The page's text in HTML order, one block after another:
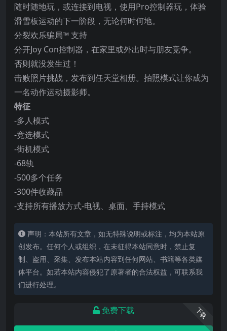
随时随地玩，或连接到电视，使用Pro控制器玩，体验
滑雪板运动的下一阶段，无论何时何地。
分裂欢乐骗局™ 支持
分开Joy Con控制器，在家里或外出时与朋友竞争。
否则就没发生过！
击败照片挑战，发布到任天堂相册。拍照模式让你成为
一名动作运动摄影师。
特征
-多人模式
-竞选模式
-街机模式
-68轨
-500多个任务
-300件收藏品
-支持所有播放方式-电视、桌面、手持模式
声明：本站所有文章，如无特殊说明或标注，均为本站原
创发布。任何个人或组织，在未征得本站同意时，禁止复
制、盗用、采集、发布本站内容到任何网站、书籍等各类媒
体平台。如若本站内容侵犯了原著者的合法权益，可联系我
们进行处理。
下载
免费下载